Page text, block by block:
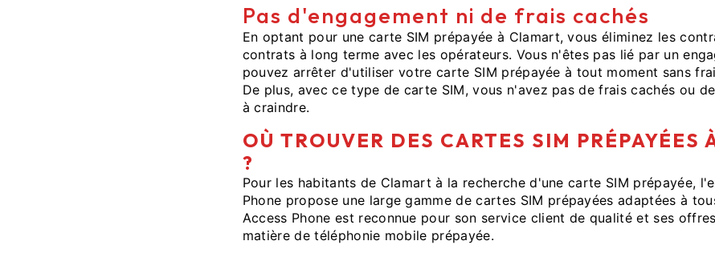
Pas d'engagement ni de frais cachés
En optant pour une carte SIM prépayée à Clamart, vous éliminez les
contrats à long terme avec les opérateurs. Vous n'êtes pas lié par un
pouvez arrêter d'utiliser votre carte SIM prépayée à tout moment sans
De plus, avec ce type de carte SIM, vous n'avez pas de frais cachés ou
à craindre.
OÙ TROUVER DES CARTES SIM PRÉPAYÉES
?
Pour les habitants de Clamart à la recherche d'une carte SIM prépayée,
Phone propose une large gamme de cartes SIM prépayées adaptées à
Access Phone est reconnue pour son service client de qualité et ses
matière de téléphonie mobile prépayée.